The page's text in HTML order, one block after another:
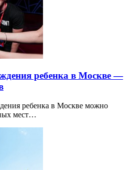
ребенка в Москве —
ребенка в Москве можно
мест…